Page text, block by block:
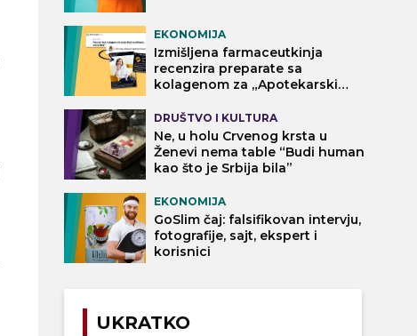
EKONOMIJA
Izmišljena farmaceutkinja
recenzira preparate sa
kolagenom za „Apotekarski
DRUŠTVO I KULTURA
Ne, u holu Crvenog krsta u
Ženevi nema table “Budi human
kao što je Srbija bila”
EKONOMIJA
GoSlim čaj: falsifikovan intervju,
fotografije, sajt, ekspert i
korisnici
UKRATKO